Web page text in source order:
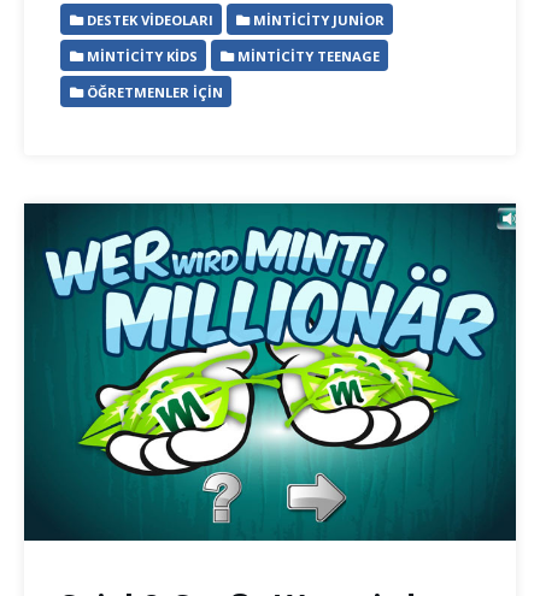
DESTEK VIDEOLARI
MINTICITY JUNIOR
MINTICITY KIDS
MINTICITY TEENAGE
ÖĞRETMENLER İÇIN